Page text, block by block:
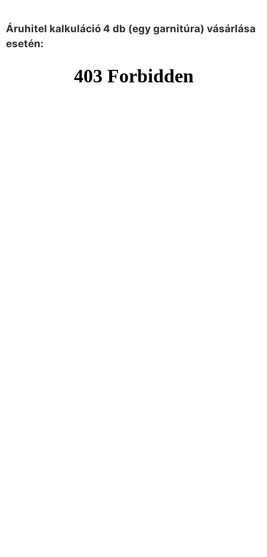
Áruhitel kalkuláció 4 db (egy garnitúra) vásárlása
esetén: